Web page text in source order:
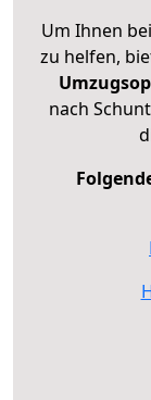
Um Ihnen
zu helfen,
nach